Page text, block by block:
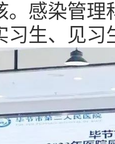
。感染管
习生、见